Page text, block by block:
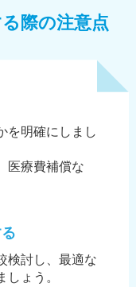
際の注意点
を明確にしまし
医療費補償な
検討し、最適な
ょう。